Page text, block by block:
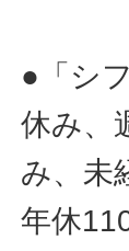
●「シ
休み、
み、未
年休